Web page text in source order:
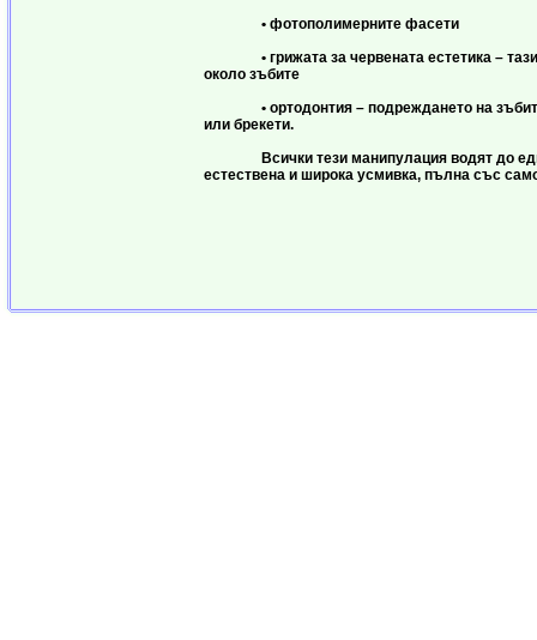
• фотополимерните фасети
• грижата за червената естетика – тази
около зъбите
• ортодонтия – подреждането на
или брекети.
Всички тези манипулация водят до
естествена и широка усмивка, пълна със